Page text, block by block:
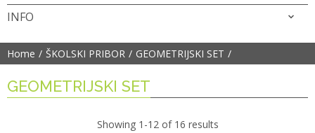
INFO
Home ŠKOLSKI PRIBOR GEOMETRIJSKI SET
GEOMETRIJSKI SET
Showing 1-12 of 16 results